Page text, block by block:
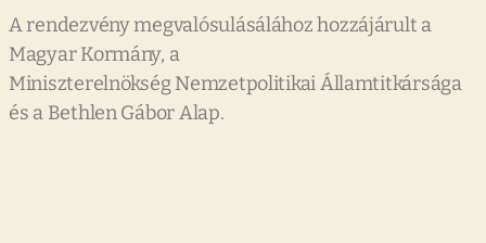
A rendezvény megvalósulásálához hozzájárult a
Magyar Kormány, a
Miniszterelnökség Nemzetpolitikai Államtitkársága
és a Bethlen Gábor Alap.